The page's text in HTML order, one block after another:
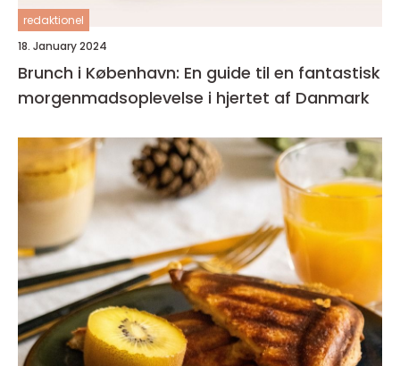
redaktionel
18. January 2024
Brunch i København: En guide til en fantastisk
morgenmadsoplevelse i hjertet af Danmark